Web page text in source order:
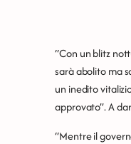
“Con un blitz
sarà abolito ma
un inedito
approvato”. A
“Mentre il